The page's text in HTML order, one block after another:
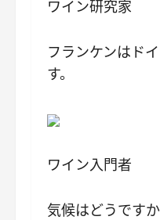
ワイン研究家
フランケンはド
す。
ワイン入門者
気候はどうです